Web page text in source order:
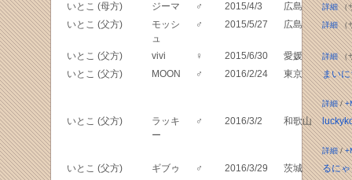
いとこ (母方) ジーマ ♂ 2015/4/3 広島 詳細（
いとこ (父方)
モッシ
ュ
♂ 2015/5/27 広島 詳細（
いとこ (父方) vivi ♀ 2015/6/30 愛媛 詳細（
いとこ (父方) MOON ♂ 2016/2/24 東京 まいに
詳細/
いとこ (父方)
ラッキ
ー
♂ 2016/3/2 和歌山
詳細/
いとこ (父方) ギブゥ ♂ 2016/3/29 茨城 るにゃ